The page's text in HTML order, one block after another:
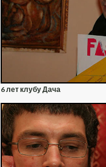
6 лет клубу Дача